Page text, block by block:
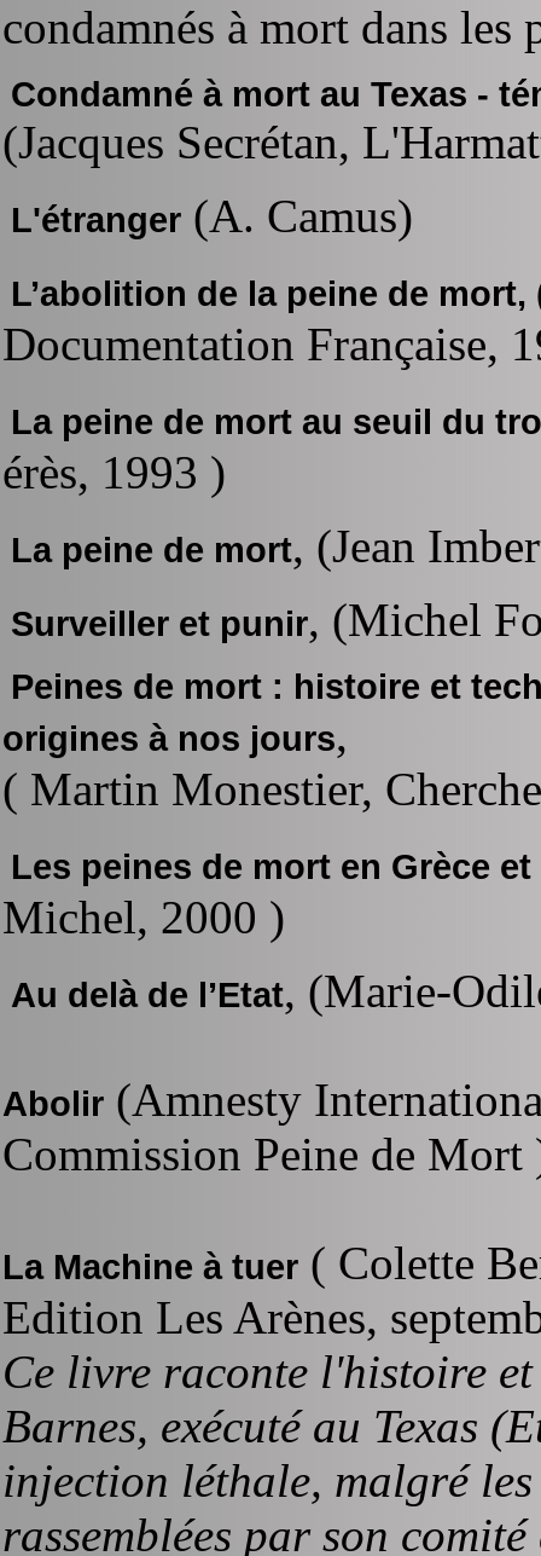
condamnés à mort dans les
Condamné à mort au Texas -
(Jacques Secrétan,
L'étranger (A. Camus)
L’abolition de la peine de mort,
Documentation Française,
La peine de mort au seuil du
érès, 1993 )
La peine de mort, (Jean
Surveiller et punir, (Michel
Peines de mort : histoire et
origines à nos jours,
( Martin Monestier,
Les peines de mort en Grèce et
Michel, 2000 )
Au delà de l’Etat, (Marie-
Abolir (Amnesty
Commission Peine de Mort
La Machine à tuer ( Colette
Edition Les Arènes,
Ce livre raconte l'histoire
Barnes, exécuté au Texas
injection léthale, malgré
rassemblées par son